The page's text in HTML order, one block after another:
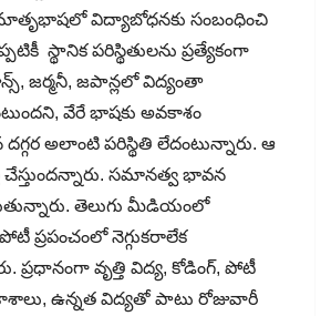
విద్యాబోధనకు సంబంధించి
స్థానిక పరిస్థితులను ప్రత్యేకంగా
జర్మనీ, జపాన్లలో విద్యంతా
వేరే భాషకు అవకాశం
అలాంటి పరిస్థితి లేదంటున్నారు. ఆ
చేస్తుందన్నారు. సమానత్వ భావన
తెలుగు మీడియంలో
ప్రపంచంలో నెగ్గుకరాలేక
ప్రధానంగా వృత్తి విద్య, కోడింగ్, పోటీ
ఉన్నత విద్యతో పాటు రోజువారీ